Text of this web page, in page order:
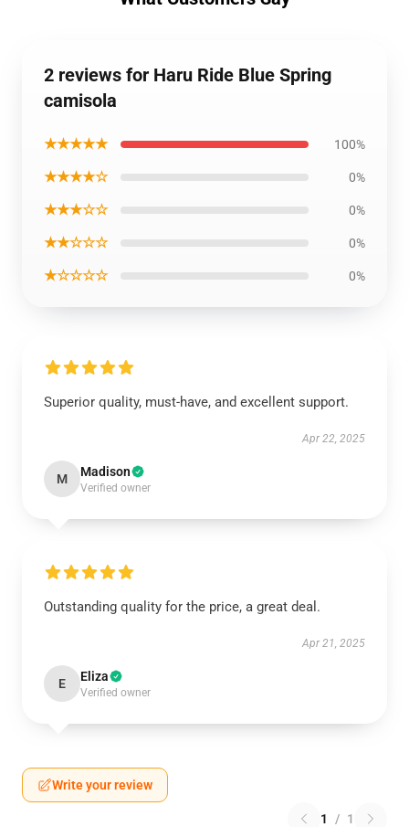
2 reviews for Haru Ride Blue Spring
camisola
★★★★★ 100%
★★★★☆ 0%
★★★☆☆ 0%
★★☆☆☆ 0%
★☆☆☆☆ 0%
Superior quality, must-have, and excellent support.
Apr 22, 2025
M Madison
Verified owner
Outstanding quality for the price, a great deal.
Apr 21, 2025
E Eliza
Verified owner
Write your review
1 / 1